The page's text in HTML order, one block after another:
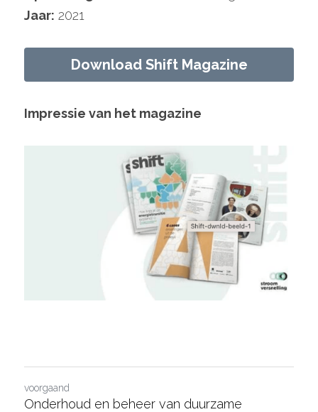
Jaar: 2021
Download Shift Magazine
Impressie van het magazine
voorgaand
Onderhoud en beheer van duurzame